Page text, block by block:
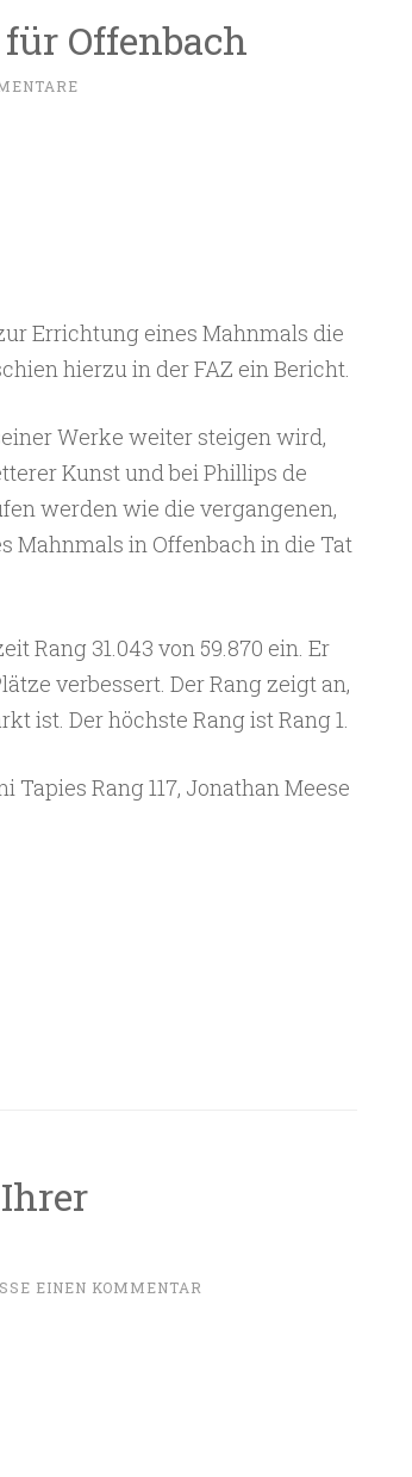
Offenbach
Errichtung eines Mahnmals die
hierzu in der FAZ ein Bericht.
Werke weiter steigen wird,
Kunst und bei Phillips de
werden wie die vergangenen,
Mahnmals in Offenbach in die Tat
Rang 31.043 von 59.870 ein. Er
verbessert. Der Rang zeigt an,
ist. Der höchste Rang ist Rang 1.
Rang 117, Jonathan Meese
EINEN KOMMENTAR